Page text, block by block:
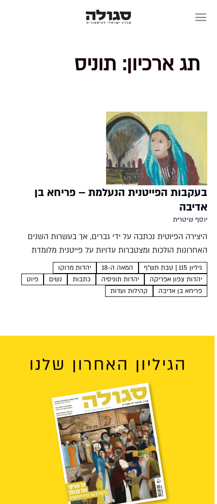
תג ארכיון: תוניס
בעקבות הפייטנית הנעלמת – פריחא בן
אדיבה
יוסף שיטרית
היצירה הפיוטית נכתבה על ידי גברים, אך בעשרות השנים
האחרונות הולכות ומצטברות עדויות על פייטנית מלומדת
ממרוקו אשר דמותה ושיריה היו ידועים לרבים. האם העתיד
צופן בחובו גילויים חדשים על שירתה של פריחא בת רבי...
גיליון 115 | טבת תש”ף המאה ה-18
יהדות מרוקו
יהדות צפון אפריקה
יהדות תוניסיה כתבות נשים
פיוט
פריחא בן אדיבה
קהילות ועֵדות